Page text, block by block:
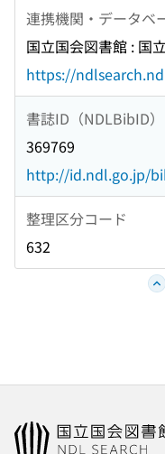
連携機関・データベ
国立国会図書館 : 国
https://
書誌ID（NDLBibID）
369769
http://id.ndl.go.jp/
整理区分コード
632